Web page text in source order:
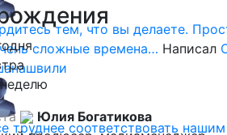
тем, что вы делаете.
сложные времена… Написал
труднее соответствовать нашим
Юлия Богатикова